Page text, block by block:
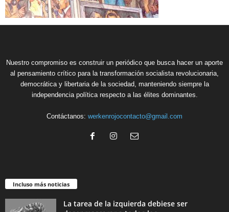
Nuestro compromiso es construir un periódico que busca hacer un aporte
al pensamiento crítico para la transformación socialista revolucionaria,
democrática y libertaria de la sociedad, manteniendo siempre la
independencia política respecto a las élites dominantes.
Contáctanos: werkenrojocontacto@gmail.com
Incluso más noticias
La tarea de la izquierda debiese ser